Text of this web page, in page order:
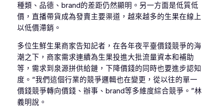
種類、品德、brand的差距仍然顯明。另一方面是低質低
價，直播帶貨成為發賣主要渠道，越來越多的生果在線上
以低價滯銷。
多位生鮮生果商家告知記者，在各年夜平臺價錢競爭的海
潮之下，商家需求連續為生果投進大批流量資本和補助
等，需求到泉源拼供給鏈，下降價錢的同時也要進步認知
度。“我們這個行業的競爭邏輯也在變更，從以往的單一
價錢競爭轉向價錢、辦事、brand等多維度綜合競爭。”林
義明說。